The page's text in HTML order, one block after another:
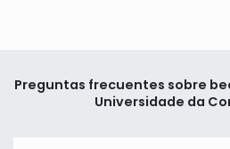
Preguntas frecuentes sobre
Universidade da